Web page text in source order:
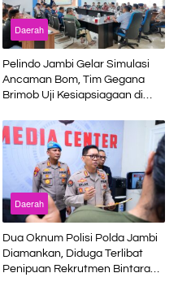
Daerah
Pelindo Jambi Gelar Simulasi
Ancaman Bom, Tim Gegana
Brimob Uji Kesiapsiagaan di
Daerah
Dua Oknum Polisi Polda Jambi
Diamankan, Diduga Terlibat
Penipuan Rekrutmen Bintara